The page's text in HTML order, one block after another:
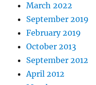
March 2022
September 2019
February 2019
October 2013
September 2012
April 2012